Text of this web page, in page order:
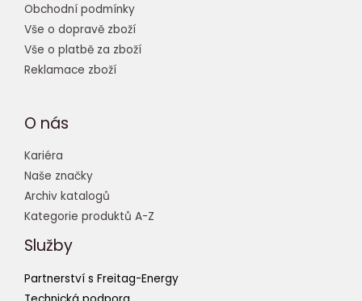
Obchodní podmínky
Vše o dopravě zboží
Vše o platbě za zboží
Reklamace zboží
O nás
Kariéra
Naše značky
Archiv katalogů
Kategorie produktů A-Z
Služby
Partnerství s Freitag-Energy